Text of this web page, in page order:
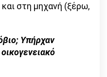
στη μηχανή (ξέρω,
Υπήρχαν